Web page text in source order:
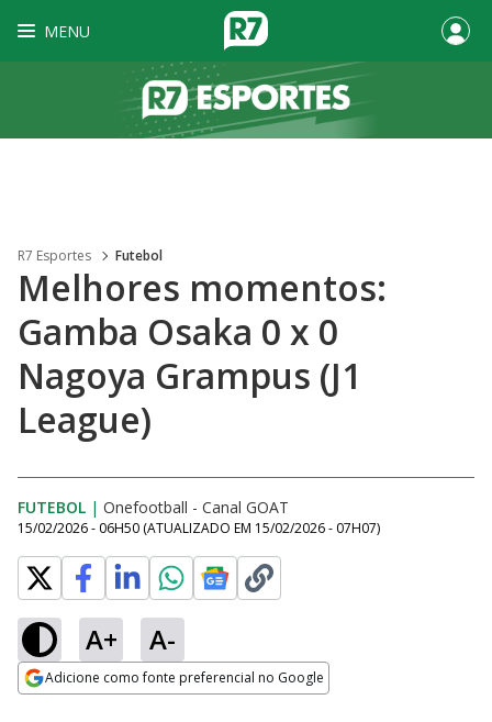
MENU
R7 Esportes Futebol
Melhores momentos:
Gamba Osaka 0 x 0
Nagoya Grampus (J1
League)
FUTEBOL | Onefootball - Canal GOAT
15/02/2026 - 06H50 (ATUALIZADO EM 15/02/2026 - 07H07)
A+ A-
Adicione como fonte preferencial no Google